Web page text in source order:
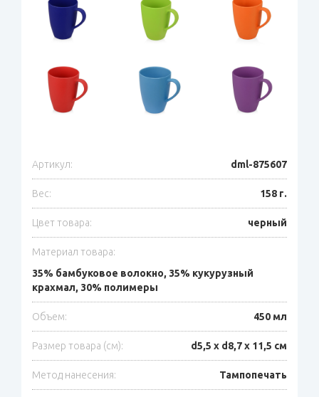
Артикул: dml-875607
Вес: 158 г.
Цвет товара: черный
Материал товара:
35% бамбуковое волокно, 35% кукурузный
крахмал, 30% полимеры
Объем: 450 мл
Размер товара (см): d5,5 х d8,7 х 11,5 см
Метод нанесения: Тампопечать